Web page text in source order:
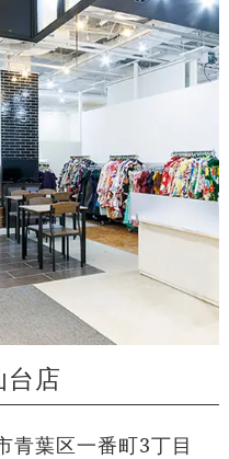
店
青葉区一番町3丁目